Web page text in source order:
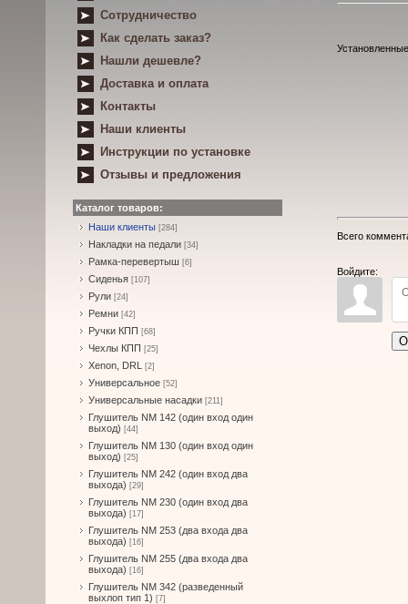
Сотрудничество
Как сделать заказ?
Нашли дешевле?
Доставка и оплата
Контакты
Наши клиенты
Инструкции по установке
Отзывы и предложения
Каталог товаров:
Наши клиенты [284]
Накладки на педали [34]
Рамка-перевертыш [6]
Сиденья [107]
Рули [24]
Ремни [42]
Ручки КПП [68]
Чехлы КПП [25]
Xenon, DRL [2]
Универсальное [52]
Универсальные насадки [211]
Глушитель NM 142 (один вход один
выход) [44]
Глушитель NM 130 (один вход один
выход) [25]
Глушитель NM 242 (один вход два
выхода) [29]
Глушитель NM 230 (один вход два
выхода) [17]
Глушитель NM 253 (два входа два
выхода) [16]
Глушитель NM 255 (два входа два
выхода) [16]
Глушитель NM 342 (разведенный
выхлоп тип 1) [7]
Всего
Войдите: